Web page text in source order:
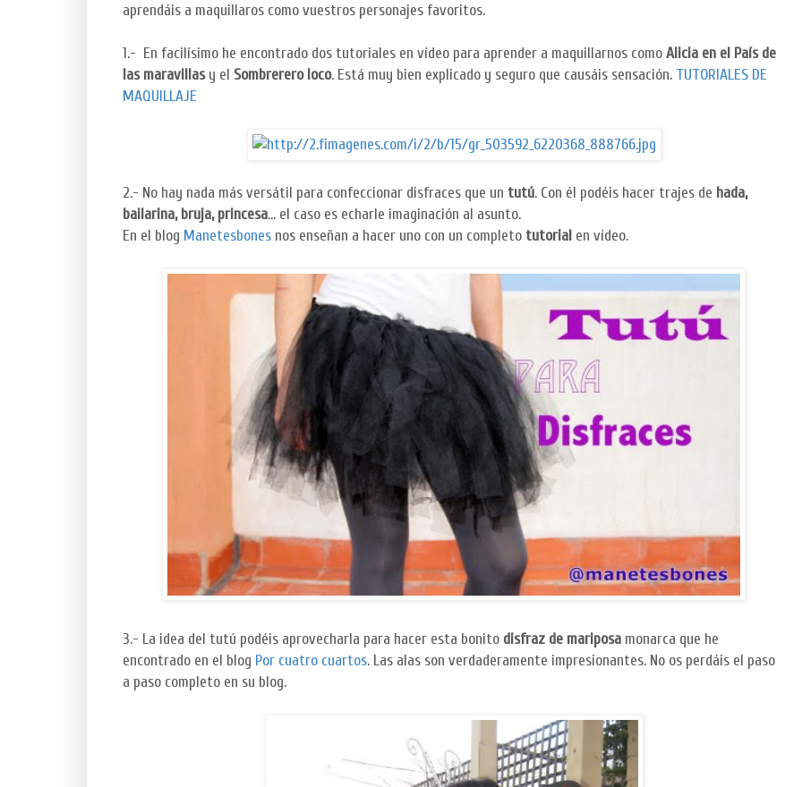
aprendáis a maquillaros como vuestros personajes favoritos.
1.- En facilísimo he encontrado dos tutoriales en vídeo para aprender a maquillarnos comoAlicia en el País de
las maravillasy el Sombrerero loco. Está muy bien explicado y seguro que causáis sensación. TUTORIALES DE
MAQUILLAJE
2.- No hay nada más versátil para confeccionar disfraces que un tutú. Con él podéis hacer trajes de hada,
bailarina, bruja, princesa... el caso es echarle imaginación al asunto.
En el blog Manetesbones nos enseñan a hacer uno con un completo tutorial en vídeo.
3.- La idea del tutú podéis aprovecharla para hacer esta bonito disfraz de mariposa monarca que he
encontrado en el blog Por cuatro cuartos. Las alas son verdaderamente impresionantes. No os perdáis el paso
a paso completo en su blog.